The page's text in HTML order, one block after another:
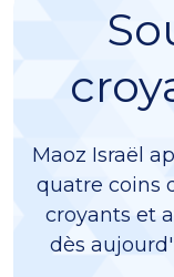
Maoz Israël
quatre coins
croyants et
dès